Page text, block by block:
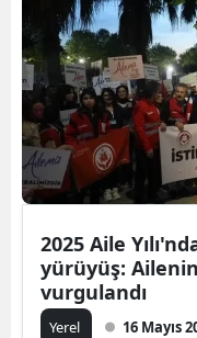
2025 Aile
yürüyüş:
vurgulandı
Yerel 16 Mayıs